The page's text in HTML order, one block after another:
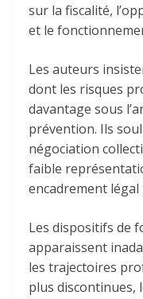
sur la fiscalité,
et le
Les auteurs
dont les risques
davantage sous
prévention. Ils
négociation
faible
encadrement
Les dispositifs de
apparaissent
les trajectoires
plus discontinues,